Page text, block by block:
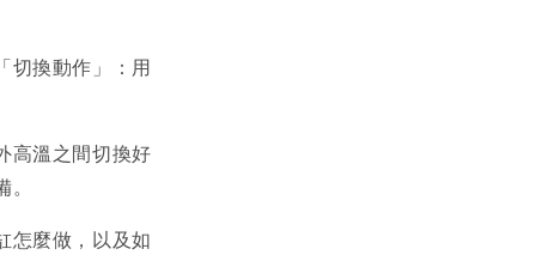
切換動作」：用
高溫之間切換好
怎麼做，以及如